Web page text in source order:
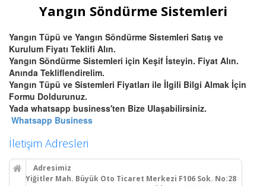
yangın dedektörü satış ve
montajı.
Bursa Otomatik Gazlı Söndürme
ve Mühendislik Sistemleri
Bursa FM200, Novec 1230
montaj ve tüp dolumu.
Yangın Söndürme Sistemleri
Yangın Tüpü ve Yangın Söndürme Sistemleri Satış ve
Kurulum Fiyatı Teklifi Alın.
Yangın Söndürme Sistemleri için Keşif İsteyin. Fiyat Alın.
Anında Tekliflendirelim.
Yangın Tüpü ve Sistemleri Fiyatları ile İlgili Bilgi Almak İçin
Formu Doldurunuz.
Yada whatsapp business'ten Bize Ulaşabilirsiniz.
Whatsapp Business
İletişim Adresleri
Adresimiz
Yiğitler Mah. Büyük Oto Ticaret Merkezi F106 Sok. No:28